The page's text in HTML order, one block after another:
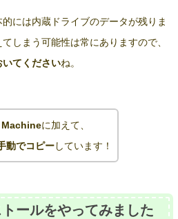
には内蔵ドライブのデータが残りま
しまう可能性は常にありますので、
いてくださいね。
に加えて、
動でコピーしています！
ールをやってみました